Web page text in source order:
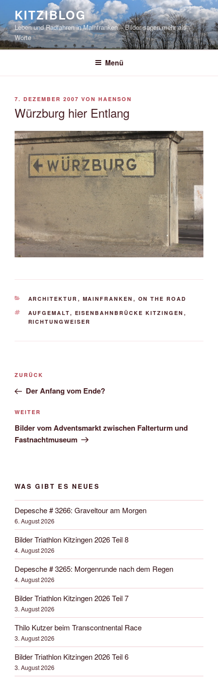
springen
KITZIBLOG
Leben und Radfahren in Mainfranken – Bilder sagen mehr als
Worte
Menü
VERÖFFENTLICHT
7. DEZEMBER 2007 VON HAENSON
Würzburg hier Entlang
KATEGORIEN
ARCHITEKTUR , MAINFRANKEN , ON THE ROAD
SCHLAGWÖRTER
AUFGEMALT, EISENBAHNBRÜCKE KITZINGEN ,
RICHTUNGWEISER
Beitrags-
Vorheriger
Beitrag
ZURÜCK
Der Anfang vom Ende?
Nächster
Beitrag
WEITER
Bilder vom Adventsmarkt zwischen Falterturm und
Fastnachtmuseum
WAS GIBT ES NEUES
Depesche # 3266: Graveltour am Morgen
6. August 2026
Bilder Triathlon Kitzingen 2026 Teil 8
4. August 2026
Depesche # 3265: Morgenrunde nach dem Regen
4. August 2026
Bilder Triathlon Kitzingen 2026 Teil 7
3. August 2026
Thilo Kutzer beim Transcontnental Race
3. August 2026
Bilder Triathlon Kitzingen 2026 Teil 6
3. August 2026